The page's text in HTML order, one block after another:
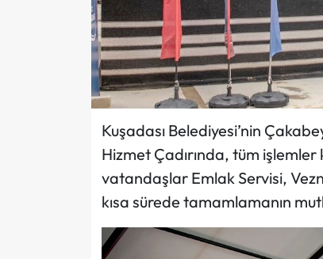
Kuşadası Belediyesi’nin
Hizmet Çadırında, tüm işlemler
vatandaşlar Emlak Servisi,
kısa sürede tamamlamanın